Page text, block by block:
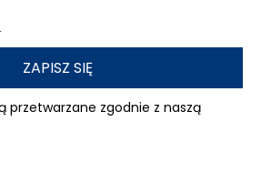
ZAPISZ SIĘ
przetwarzane zgodnie z naszą